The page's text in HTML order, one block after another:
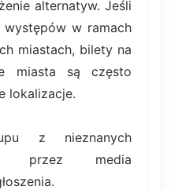
alternatyw. Jeśli
występów w ramach
miastach, bilety na
miasta są często
lokalizacje.
z nieznanych
przez media